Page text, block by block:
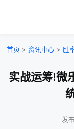
首页 > 资讯中心 > 胜
实战运筹!微
发